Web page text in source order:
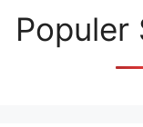
Populer